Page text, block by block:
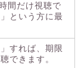
間だけ視聴で
という方に最
すれば、期限
できます。